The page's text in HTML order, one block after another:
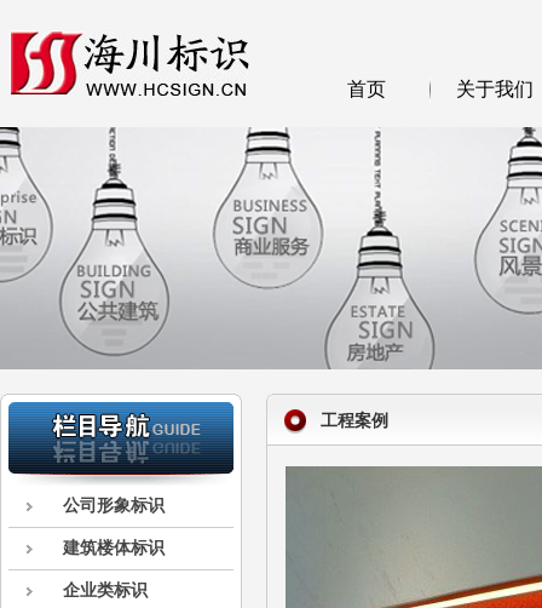
首页 关于我们
公司形象标识
建筑楼体标识
企业类标识
工程案例